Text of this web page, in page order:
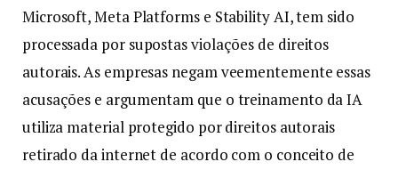
Microsoft, Meta Platforms e Stability AI, tem sido
processada por supostas violações de direitos
autorais. As empresas negam veementemente essas
acusações e argumentam que o treinamento da IA
utiliza material protegido por direitos autorais
retirado da internet de acordo com o conceito de